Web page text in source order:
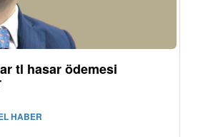
tl hasar ödemesi
HABER